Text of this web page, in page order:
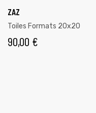
ZAZ
Toiles Formats 20x20
90,00 €